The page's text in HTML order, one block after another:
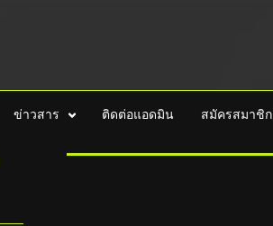
ข่าวสาร ติดต่อแอดมิน สมัครสมาชิก